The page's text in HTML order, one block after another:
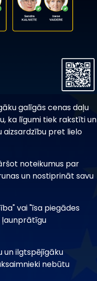
galīgās cenas daļu
ka līgumi tiek rakstīti un
aizsardzību pret lielo
noteikumus par
un nostiprināt savu
vai "īsa piegādes
ļaunprātīgu
un ilgtspējīgāku
nebūtu